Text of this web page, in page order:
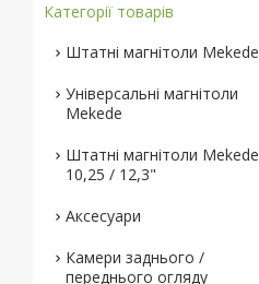
Категорії товарів
Штатні магнітоли Mekede
Універсальні магнітоли
Mekede
Штатні магнітоли Mekede
10,25 / 12,3"
Аксесуари
Камери заднього /
переднього огляду